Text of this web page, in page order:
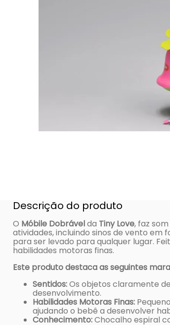
Descrição do produto
O Móbile Dobrávelda Tiny Love, faz
atividades, incluindo sinos de vento em
para ser levado para qualquer lugar.
habilidades motoras finas.
Este produto destaca as seguintes
Sentidos:Os objetos claramente
desenvolvimento.
Habilidades Motoras Finas:
ajudando o bebê a desenvolver
Conhecimento:Chocalho espiral